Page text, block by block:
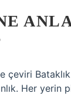
çeviri
Her yerin